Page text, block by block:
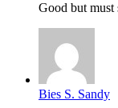
Good but must
Bies S. Sandy